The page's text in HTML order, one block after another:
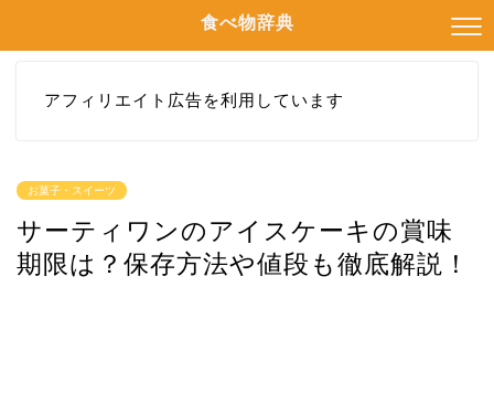
食べ物辞典
アフィリエイト広告を利用しています
お菓子・スイーツ
サーティワンのアイスケーキの賞味
期限は？保存方法や値段も徹底解説！